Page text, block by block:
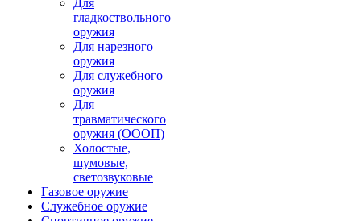
Для
гладкоствольного
оружия
Для нарезного
оружия
Для служебного
оружия
Для
травматического
оружия (ОООП)
Холостые,
шумовые,
светозвуковые
Газовое оружие
Служебное оружие